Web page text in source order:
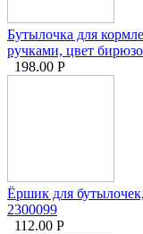
Бутылочка для
ручками, цвет
198.00 Р
Ёршик для
2300099
112.00 Р